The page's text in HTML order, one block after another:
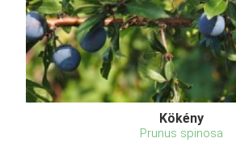
Kökény
Prunus spinosa